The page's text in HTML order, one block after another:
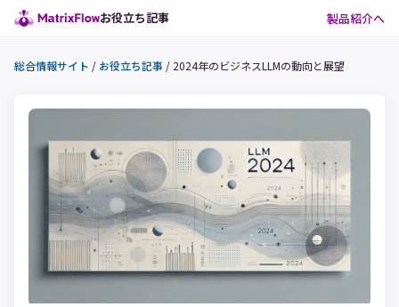
お役立ち記事 製品紹介へ
総合情報サイト / お役立ち記事 / 2024年のビジネスLLMの動向と展望